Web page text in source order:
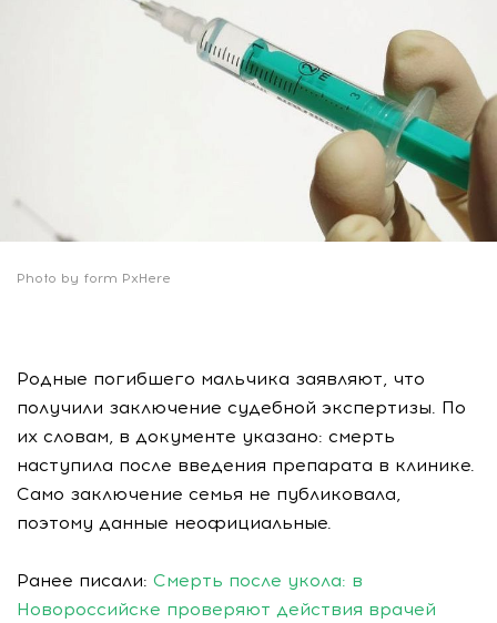
Photo by form PxHere
Родные погибшего мальчика заявляют, что
получили заключение судебной экспертизы. По
их словам, в документе указано: смерть
наступила после введения препарата в клинике.
Само заключение семья не публиковала,
поэтому данные неофициальные.
Ранее писали: Смерть после укола: в
Новороссийске проверяют действия врачей